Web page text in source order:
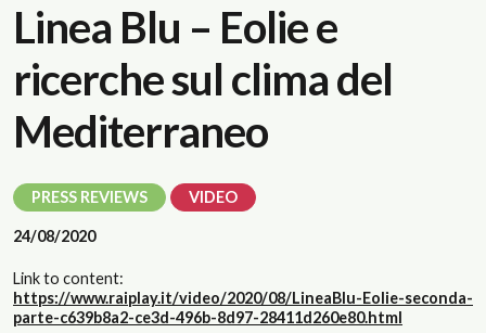
Linea Blu – Eolie e
ricerche sul clima del
Mediterraneo
PRESS REVIEWS VIDEO
24/08/2020
Link to content:
https://www.raiplay.it/video/2020/08/LineaBlu-Eolie-seconda-
parte-c639b8a2-ce3d-496b-8d97-28411d260e80.html